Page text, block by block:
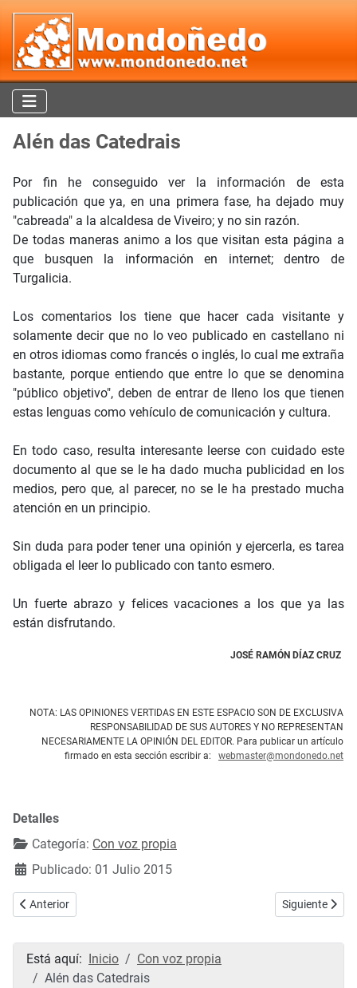
Alén das Catedrais
Por fin he conseguido ver la información de esta
publicación que ya, en una primera fase, ha dejado muy
"cabreada" a la alcaldesa de Viveiro; y no sin razón.
De todas maneras animo a los que visitan esta página a
que busquen la información en internet; dentro de
Turgalicia.
Los comentarios los tiene que hacer cada visitante y
solamente decir que no lo veo publicado en castellano ni
en otros idiomas como francés o inglés, lo cual me extraña
bastante, porque entiendo que entre lo que se denomina
"público objetivo", deben de entrar de lleno los que tienen
estas lenguas como vehículo de comunicación y cultura.
En todo caso, resulta interesante leerse con cuidado este
documento al que se le ha dado mucha publicidad en los
medios, pero que, al parecer, no se le ha prestado mucha
atención en un principio.
Sin duda para poder tener una opinión y ejercerla, es tarea
obligada el leer lo publicado con tanto esmero.
Un fuerte abrazo y felices vacaciones a los que ya las
están disfrutando.
JOSÉ RAMÓN DÍAZ CRUZ
NOTA: LAS OPINIONES VERTIDAS EN ESTE ESPACIO SON DE EXCLUSIVA
RESPONSABILIDAD DE SUS AUTORES Y NO REPRESENTAN
NECESARIAMENTE LA OPINIÓN DEL EDITOR. Para publicar un artículo
firmado en esta sección escribir a: webmaster@mondonedo.net
Detalles
Categoría: Con voz propia
Publicado: 01 Julio 2015
Artículo anterior: Oportunidades que invitan al optimismo
Anterior Artículo
Siguiente
Está aquí: Inicio
Con voz propia
Alén das Catedrais